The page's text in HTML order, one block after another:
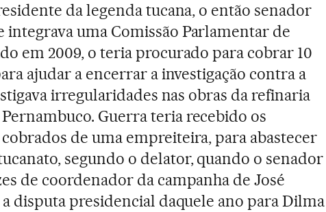
da legenda tucana, o então senador
integrava uma Comissão Parlamentar de
em 2009, o teria procurado para cobrar 10
ajudar a encerrar a investigação contra a
irregularidades nas obras da refinaria
Guerra teria recebido os
de uma empreiteira, para abastecer
segundo o delator, quando o senador
de coordenador da campanha de José
disputa presidencial daquele ano para Dilma